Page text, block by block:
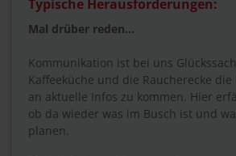
Typische Herausforderungen:
Mal drüber reden…
Kommunikation ist bei uns
Kaffeeküche und die Raucherecke
an aktuelle Infos zu kommen. Hier
ob da wieder was im Busch ist und
planen.